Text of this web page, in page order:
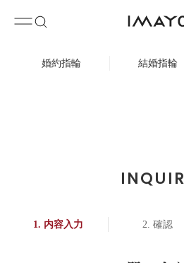
婚約指輪 結婚指輪
内容入力 確認